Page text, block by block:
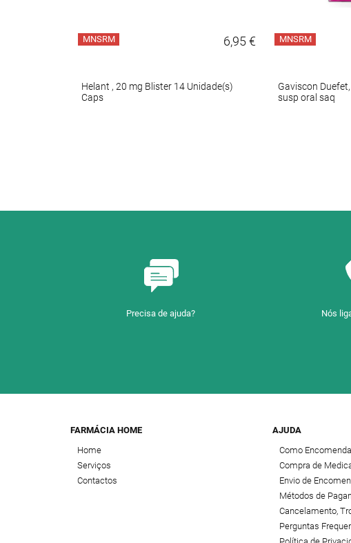
MNSRM 6,95 €
Helant , 20 mg Blister 14 Unidade(s)
Caps
MNSRM
Gaviscon
susp oral saq
Precisa de ajuda? Nós
FARMÁCIA HOME
Home
Serviços
Contactos
AJUDA
Como
Compra de
Envio de
Métodos de
Cancelamento,
Perguntas